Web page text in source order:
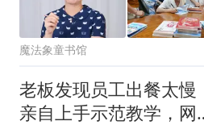
魔法象童书馆
老板发现员工出餐太慢
亲自上手示范教学，网